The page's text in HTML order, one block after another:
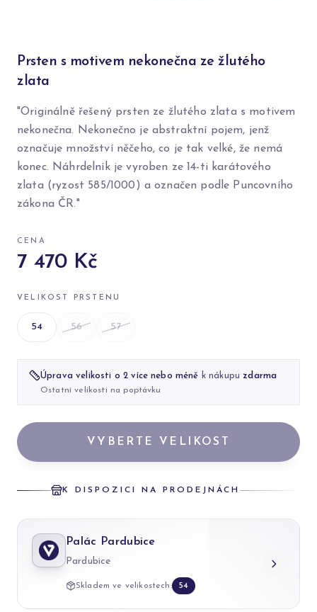
Prsten s motivem nekonečna ze žlutého
zlata
"Originálně řešený prsten ze žlutého zlata s motivem
nekonečna. Nekonečno je abstraktní pojem, jenž
označuje množství něčeho, co je tak velké, že nemá
konec. Náhrdelník je vyroben ze 14-ti karátového
zlata (ryzost 585/1000) a označen podle Puncovního
zákona ČR."
CENA
7 470 Kč
VELIKOST PRSTENU
54 56 57
Úprava velikosti o 2 více nebo méně k nákupu zdarma
Ostatní velikosti na poptávku
VYBERTE VELIKOST
K DISPOZICI NA PRODEJNÁCH
Palác Pardubice
Pardubice
Skladem ve velikostech: 54